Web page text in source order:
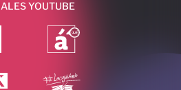
YOUTUBE